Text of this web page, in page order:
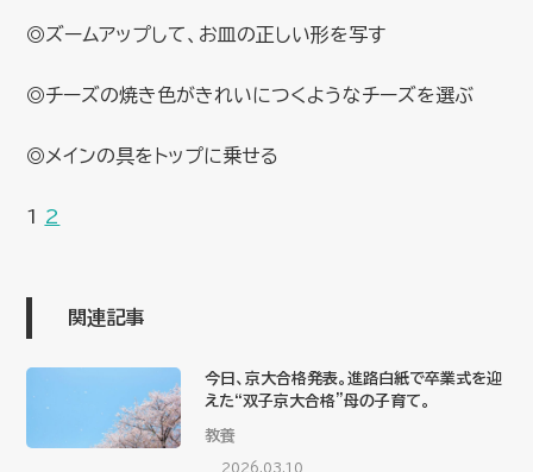
◎ズームアップして、お皿の正しい形を写す
◎チーズの焼き色がきれいにつくようなチーズを選ぶ
◎メインの具をトップに乗せる
1 2
関連記事
今日、京大合格発表。進路白紙で卒業式を迎
えた“双子京大合格”母の子育て。
教養
2026.03.10